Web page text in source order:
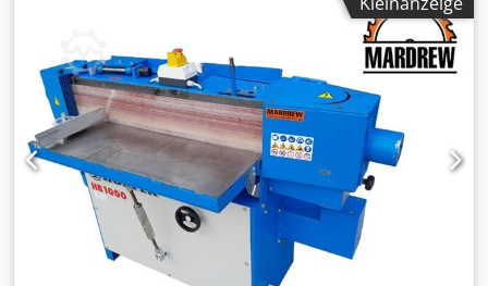
Arbeitsbreite: 10 mm Maschinenbreite: 2000 mm
Maschinenhöhe: 1900 mm Crodpfx Abex Atnqe Sof
Anschluss: 380 V Baujahr: 1999